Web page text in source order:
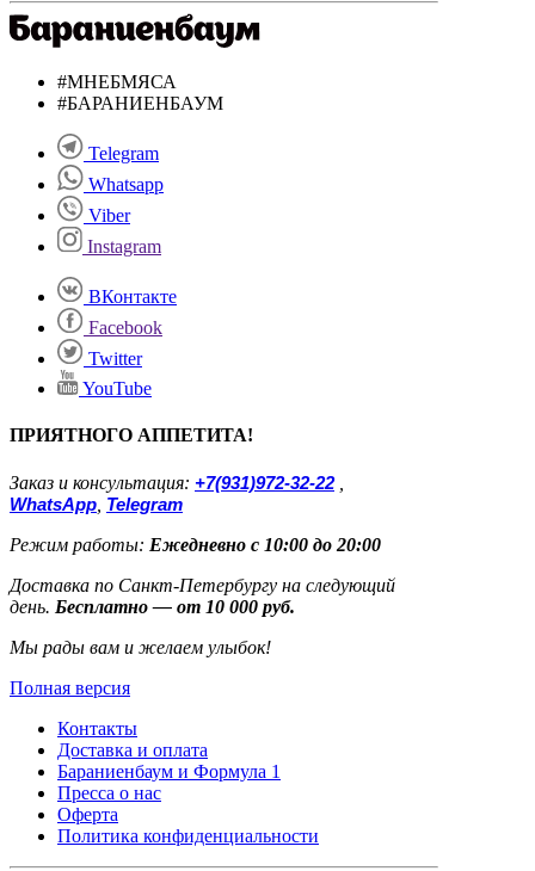
#МНЕБМЯСА
#БАРАНИЕНБАУМ
Telegram
Whatsapp
Viber
Instagram
ВКонтакте
Facebook
Twitter
YouTube
ПРИЯТНОГО АППЕТИТА!
Заказ и консультация: +7(931)972-32-22,
WhatsApp Telegram
Режим работы: Ежедневно с 10:00 до 20:00
Доставка по Санкт-Петербургу на следующий
день. Бесплатно — от 10 000 руб.
Мы рады вам и желаем улыбок!
Полная версия
Контакты
Доставка и оплата
Бараниенбаум и Формула 1
Пресса о нас
Оферта
Политика конфиденциальности